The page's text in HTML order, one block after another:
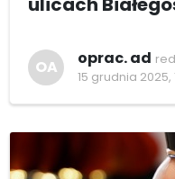
OA oprac. ad
15 grudnia 2025,